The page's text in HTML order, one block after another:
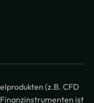
(z.B. CFD
ist